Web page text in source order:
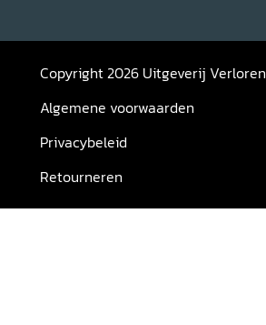
Copyright 2026 Uitgeverij Verloren
Algemene voorwaarden
Privacybeleid
Retourneren